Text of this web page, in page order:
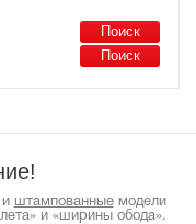
и штампованныемодели
и «ширины обода».